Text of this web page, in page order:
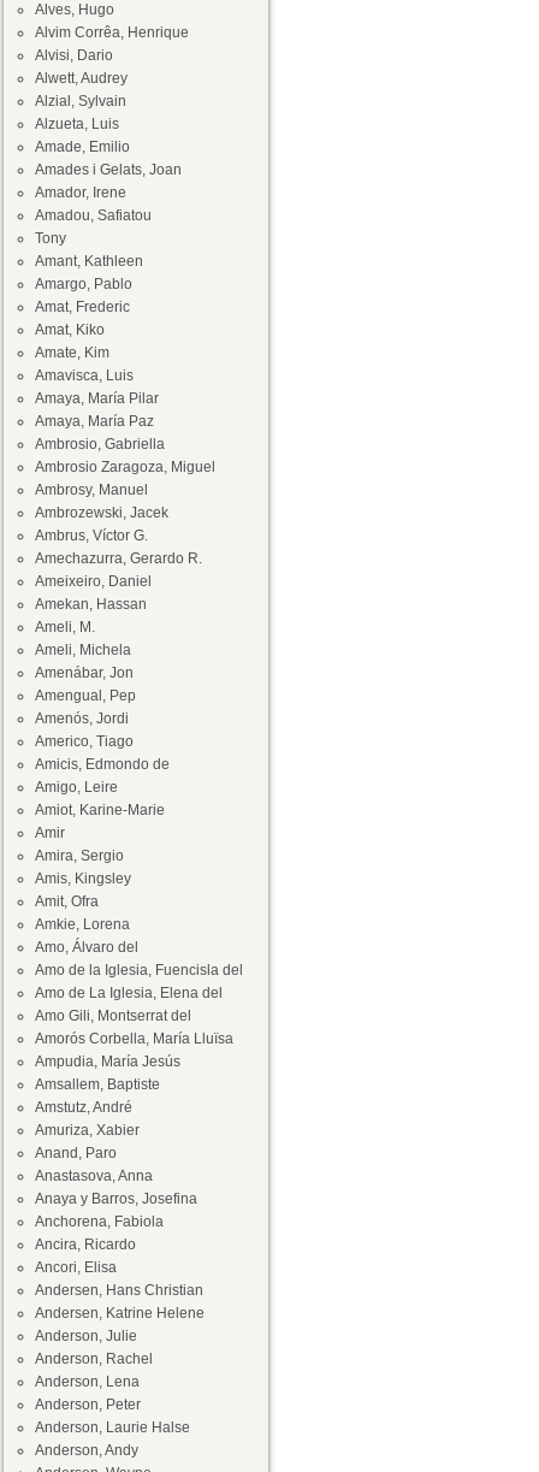
Alves, Hugo
Alvim Corrêa, Henrique
Alvisi, Dario
Alwett, Audrey
Alzial, Sylvain
Alzueta, Luis
Amade, Emilio
Amades i Gelats, Joan
Amador, Irene
Amadou, Safiatou
Tony
Amant, Kathleen
Amargo, Pablo
Amat, Frederic
Amat, Kiko
Amate, Kim
Amavisca, Luis
Amaya, María Pilar
Amaya, María Paz
Ambrosio, Gabriella
Ambrosio Zaragoza, Miguel
Ambrosy, Manuel
Ambrozewski, Jacek
Ambrus, Víctor G.
Amechazurra, Gerardo R.
Ameixeiro, Daniel
Amekan, Hassan
Ameli, M.
Ameli, Michela
Amenábar, Jon
Amengual, Pep
Amenós, Jordi
Americo, Tiago
Amicis, Edmondo de
Amigo, Leire
Amiot, Karine-Marie
Amir
Amira, Sergio
Amis, Kingsley
Amit, Ofra
Amkie, Lorena
Amo, Álvaro del
Amo de la Iglesia, Fuencisla del
Amo de La Iglesia, Elena del
Amo Gili, Montserrat del
Amorós Corbella, María Lluïsa
Ampudia, María Jesús
Amsallem, Baptiste
Amstutz, André
Amuriza, Xabier
Anand, Paro
Anastasova, Anna
Anaya y Barros, Josefina
Anchorena, Fabiola
Ancira, Ricardo
Ancori, Elisa
Andersen, Hans Christian
Andersen, Katrine Helene
Anderson, Julie
Anderson, Rachel
Anderson, Lena
Anderson, Peter
Anderson, Laurie Halse
Anderson, Andy